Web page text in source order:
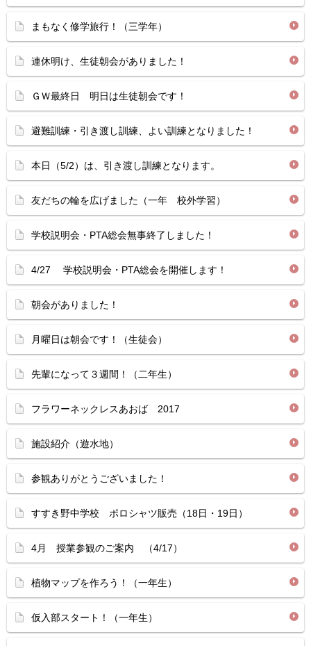
まもなく修学旅行！（三学年）
連休明け、生徒朝会がありました！
ＧＷ最終日 明日は生徒朝会です！
避難訓練・引き渡し訓練、よい訓練となりました！
本日（5/2）は、引き渡し訓練となります。
友だちの輪を広げました（一年 校外学習）
学校説明会・PTA総会無事終了しました！
4/27 学校説明会・PTA総会を開催します！
朝会がありました！
月曜日は朝会です！（生徒会）
先輩になって３週間！（二年生）
フラワーネックレスあおば 2017
施設紹介（遊水地）
参観ありがとうございました！
すすき野中学校 ポロシャツ販売（18日・19日）
4月 授業参観のご案内 （4/17）
植物マップを作ろう！（一年生）
仮入部スタート！（一年生）